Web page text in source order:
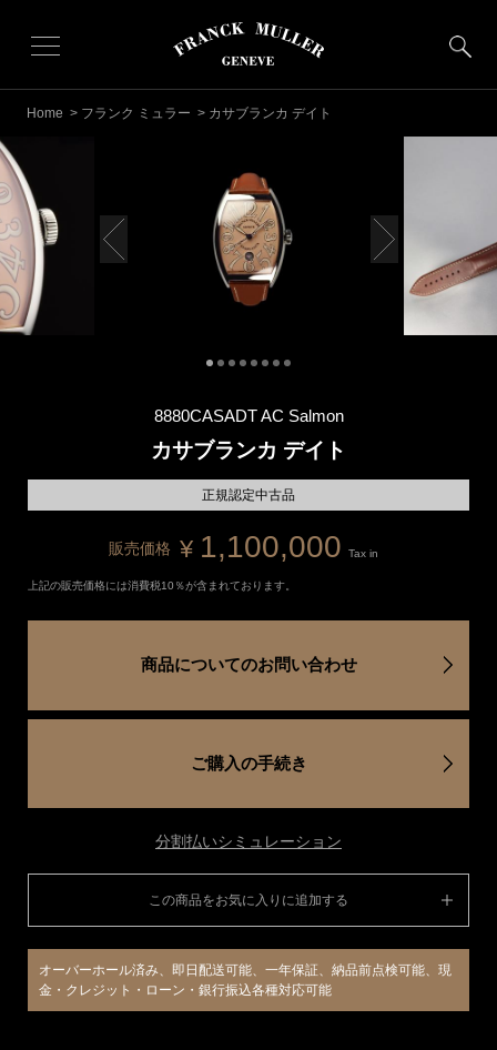
Home > フランク ミュラー > カサブランカ デイト
8880CASADT AC Salmon
カサブランカ デイト
正規認定中古品
販売価格 ¥ 1,100,000 Tax in
上記の販売価格には消費税10％が含まれております。
商品についてのお問い合わせ
ご購入の手続き
分割払いシミュレーション
この商品をお気に入りに追加する
オーバーホール済み、即日配送可能、一年保証、納品前点検可能、現
金・クレジット・ローン・銀行振込各種対応可能